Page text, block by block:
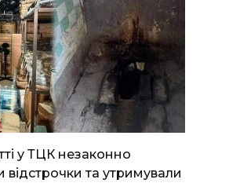
у ТЦК незаконно
відстрочки та утримували